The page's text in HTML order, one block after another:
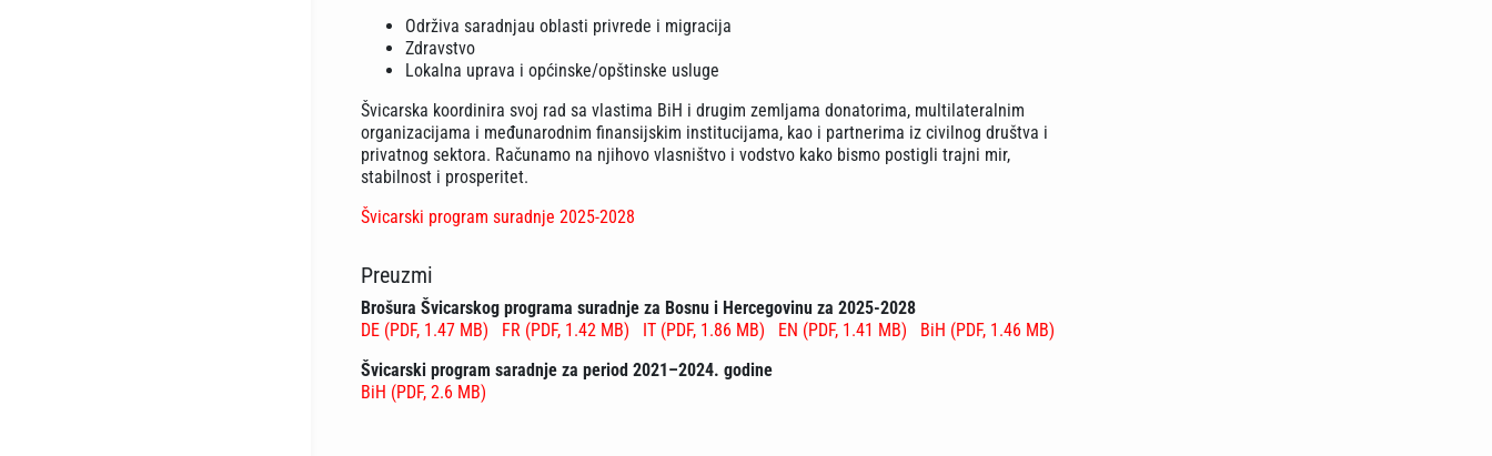
Održiva saradnjau oblasti privrede i migracija
Zdravstvo
Lokalna uprava i općinske/opštinske usluge
Švicarska koordinira svoj rad sa vlastima BiH i drugim zemljama donatorima, multilateralnim
organizacijama i međunarodnim finansijskim institucijama, kao i partnerima iz civilnog društva i
privatnog sektora. Računamo na njihovo vlasništvo i vodstvo kako bismo postigli trajni mir,
stabilnost i prosperitet.
Švicarski program suradnje 2025-2028
Preuzmi
Brošura Švicarskog programa suradnje za Bosnu i Hercegovinu za 2025-2028
DE (PDF, 1.47 MB)
FR (PDF, 1.42 MB) IT (PDF, 1.86 MB) EN (PDF, 1.41 MB)
BiH (PDF, 1.46 MB)
Švicarski program saradnje za period 2021–2024. godine
BiH (PDF, 2.6 MB)